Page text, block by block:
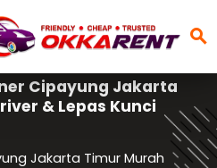
search
Cipayung Jakarta
& Lepas Kunci
Jakarta Timur Murah